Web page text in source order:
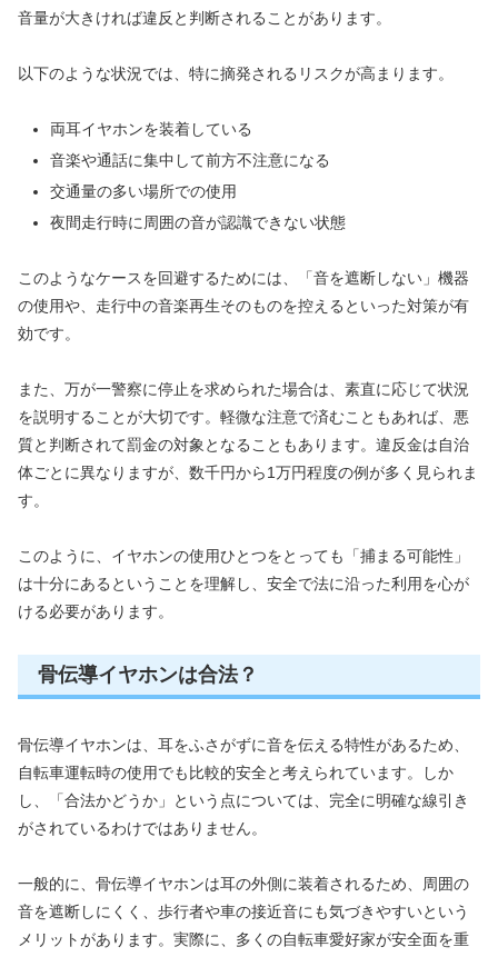
音量が大きければ違反と判断されることがあります。
以下のような状況では、特に摘発されるリスクが高まります。
両耳イヤホンを装着している
音楽や通話に集中して前方不注意になる
交通量の多い場所での使用
夜間走行時に周囲の音が認識できない状態
このようなケースを回避するためには、「音を遮断しない」機器
の使用や、走行中の音楽再生そのものを控えるといった対策が有
効です。
また、万が一警察に停止を求められた場合は、素直に応じて状況
を説明することが大切です。軽微な注意で済むこともあれば、悪
質と判断されて罰金の対象となることもあります。違反金は自治
体ごとに異なりますが、数千円から1万円程度の例が多く見られま
す。
このように、イヤホンの使用ひとつをとっても「捕まる可能性」
は十分にあるということを理解し、安全で法に沿った利用を心が
ける必要があります。
骨伝導イヤホンは合法？
骨伝導イヤホンは、耳をふさがずに音を伝える特性があるため、
自転車運転時の使用でも比較的安全と考えられています。しか
し、「合法かどうか」という点については、完全に明確な線引き
がされているわけではありません。
一般的に、骨伝導イヤホンは耳の外側に装着されるため、周囲の
音を遮断しにくく、歩行者や車の接近音にも気づきやすいという
メリットがあります。実際に、多くの自転車愛好家が安全面を重